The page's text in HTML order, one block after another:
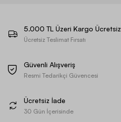
5.000 TL Üzeri Kargo Ücretsiz
Ücretsiz Teslimat Fırsatı
Güvenli Alışveriş
Resmi Tedarikçi Güvencesi
Ücretsiz İade
30 Gün İçerisinde